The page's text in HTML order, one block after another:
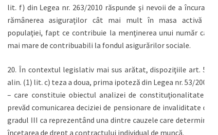
lit. f) din Legea nr. 263/2010 răspunde şi nevoii de a încuraja
rămânerea asiguraţilor cât mai mult în masa activă a
populaţiei, fapt ce contribuie la menţinerea unui număr cât
mai mare de contribuabili la fondul asigurărilor sociale.
20. În contextul legislativ mai sus arătat, dispoziţiile art. 56
alin. (1) lit. c) teza a doua, prima ipoteză din Legea nr. 53/2003
– care constituie obiectul analizei de constituţionalitate –
prevăd comunicarea deciziei de pensionare de invaliditate de
gradul III ca reprezentând una dintre cauzele care determină
încetarea de drept a contractului individual de muncă.